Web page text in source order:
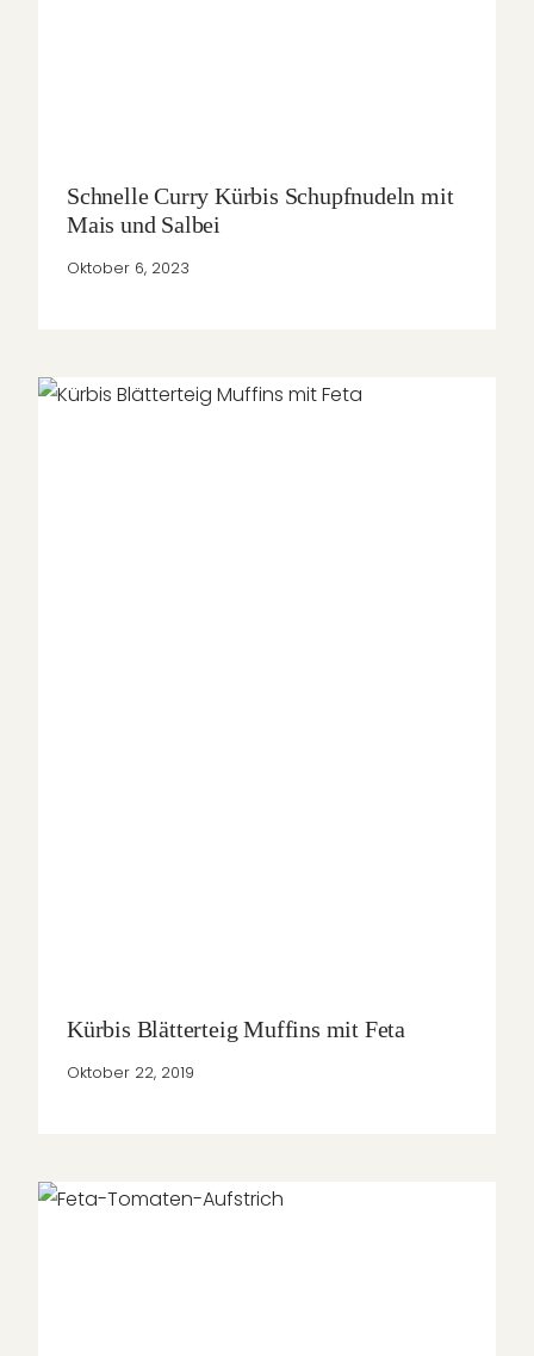
Schnelle Curry Kürbis Schupfnudeln mit
Mais und Salbei
Oktober 6, 2023
Kürbis Blätterteig Muffins mit Feta
Oktober 22, 2019